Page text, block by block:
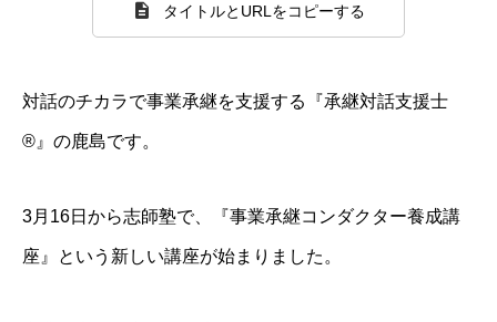
タイトルとURLをコピーする
対話のチカラで事業承継を支援する『承継対話支援士
®』の鹿島です。
3月16日から志師塾で、『事業承継コンダクター養成講
座』という新しい講座が始まりました。